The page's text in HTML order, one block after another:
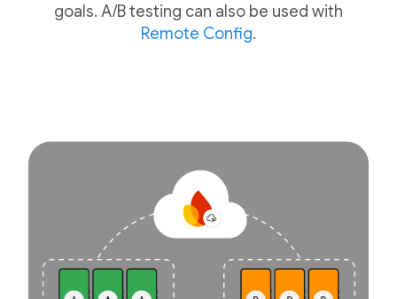
goals. A/B testing can also be used with
Remote Config.